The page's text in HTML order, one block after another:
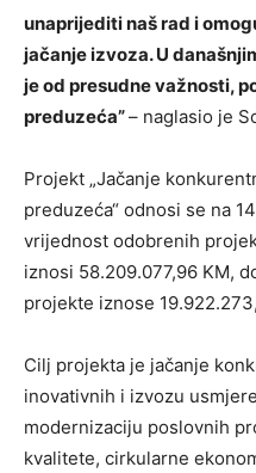
unaprijediti naš rad i
jačanje izvoza. U
je od presudne važnosti,
preduzeća”– naglasio je
Projekt „Jačanje
preduzeća“ odnosi se na
vrijednost odobrenih
iznosi 58.209.077,96 KM,
projekte iznose
Cilj projekta je jačanje
inovativnih i izvozu
modernizaciju poslovnih
kvalitete, cirkularne